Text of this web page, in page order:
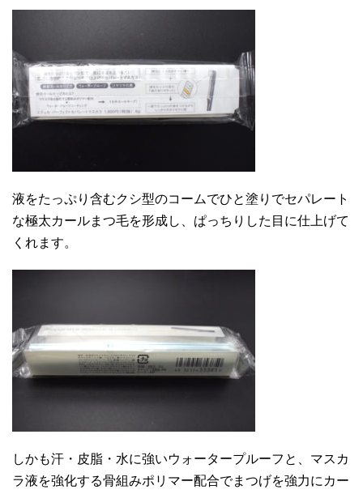
液をたっぷり含むクシ型のコームでひと塗りでセパレート
な極太カールまつ毛を形成し、ぱっちりした目に仕上げて
くれます。
しかも汗・皮脂・水に強いウォータープルーフと、マスカ
ラ液を強化する骨組みポリマー配合でまつげを強力にカー